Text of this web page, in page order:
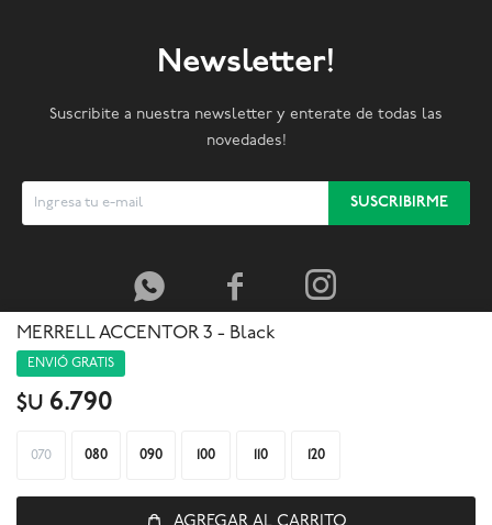
MERRELL ACCENTOR 3 - Black
ENVIÓ GRATIS
$U 6.790
070 080 090 100 110 120
AGREGAR AL CARRITO
Newsletter!
Suscribite a nuestra newsletter y enterate de todas las
novedades!
SUSCRIBIRME
  